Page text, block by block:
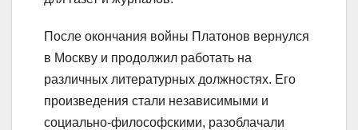
После окончания войны Платонов вернулся
в Москву и продолжил работать на
различных литературных должностях. Его
произведения стали независимыми и
социально-философскими, разоблачали